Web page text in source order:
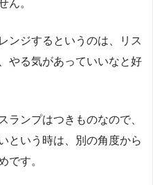
ん。
ンジするというのは、リス
やる気があっていいなと好
ランプはつきものなので、
という時は、別の角度から
です。